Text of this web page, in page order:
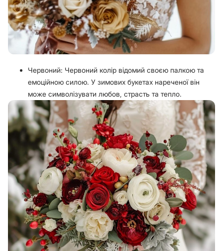
Червоний: Червоний колір відомий своєю палкою та
емоційною силою. У зимових букетах нареченої він
може символізувати любов, страсть та тепло.